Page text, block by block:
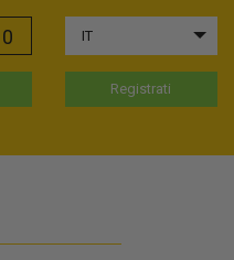
0 IT
Registrati